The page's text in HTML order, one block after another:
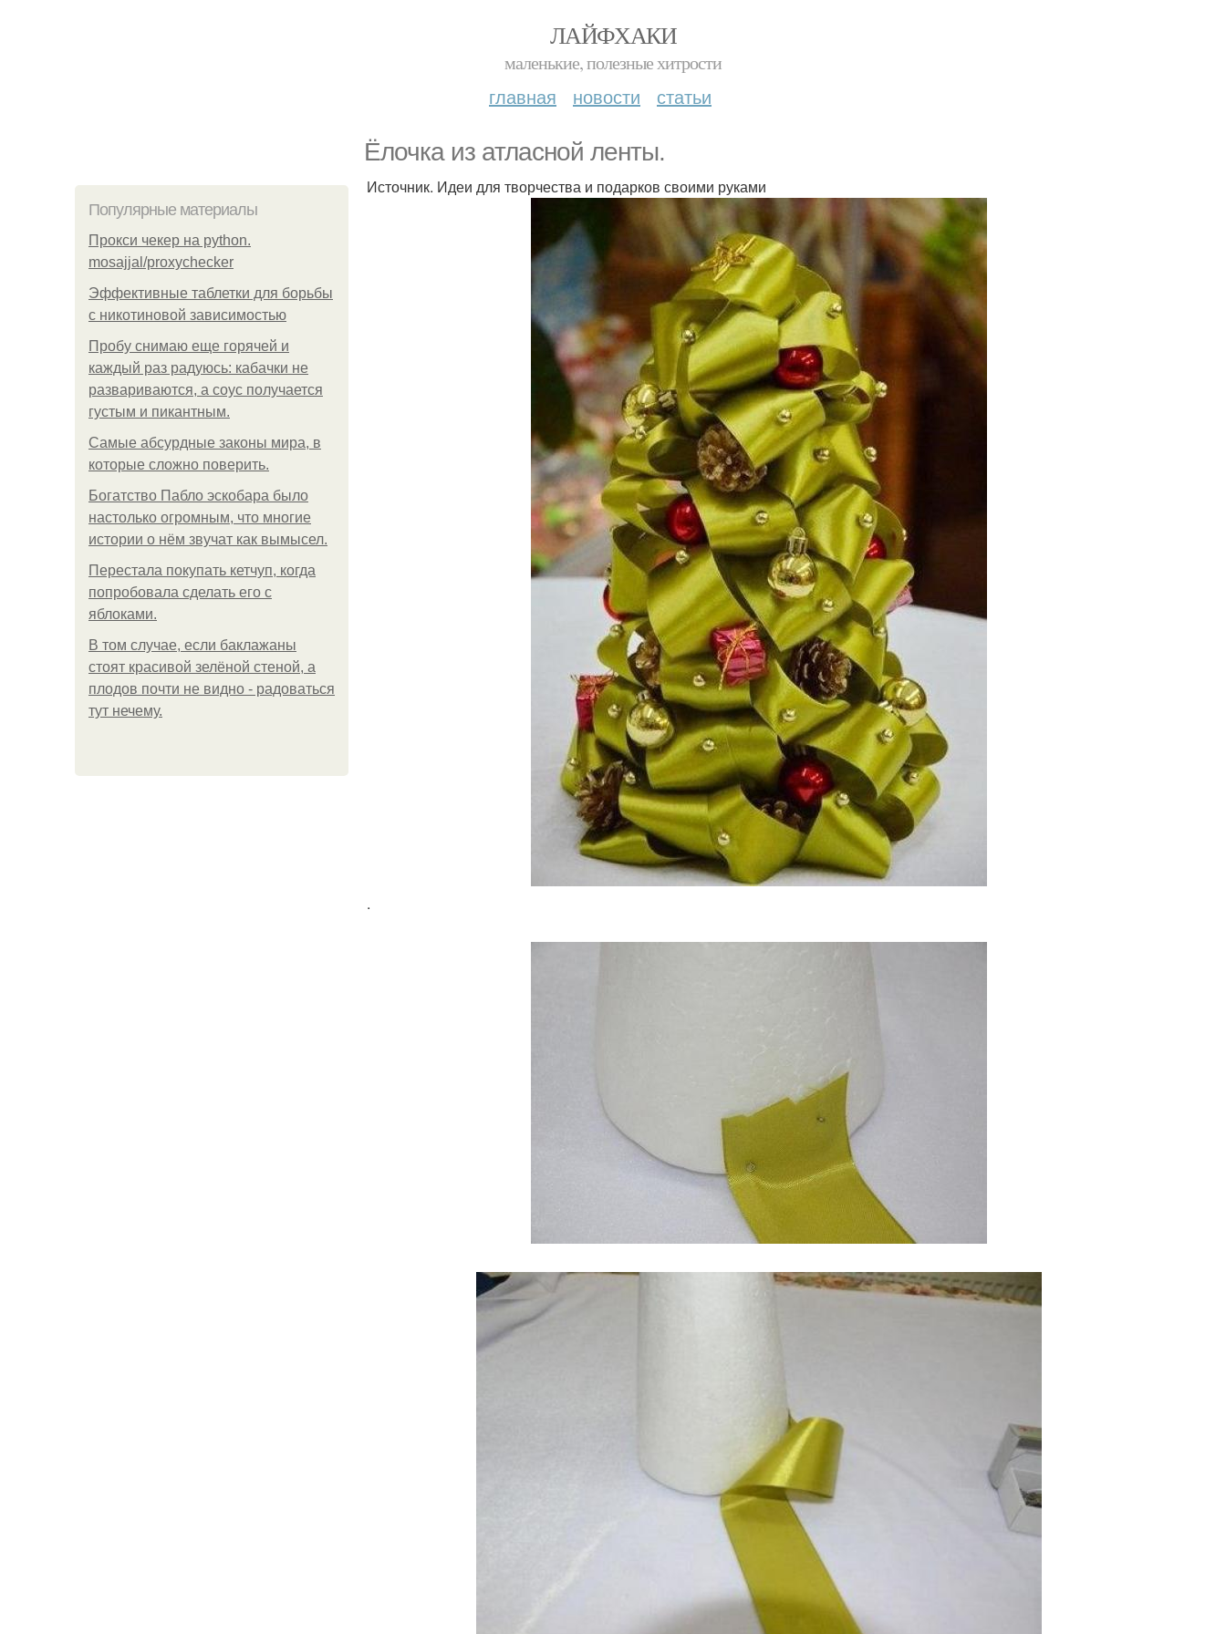
ЛАЙФХАКИ
маленькие, полезные хитрости
главная новости статьи
Ёлочка из атласной ленты.
Популярные материалы
Прокси чекер на python.
mosajjal/proxychecker
Эффективные таблетки для борьбы
с никотиновой зависимостью
Пробу снимаю еще горячей и
каждый раз радуюсь: кабачки не
развариваются, а соус получается
густым и пикантным.
Самые абсурдные законы мира, в
которые сложно поверить.
Богатство Пабло эскобара было
настолько огромным, что многие
истории о нём звучат как вымысел.
Перестала покупать кетчуп, когда
попробовала сделать его с
яблоками.
В том случае, если баклажаны
стоят красивой зелёной стеной, а
плодов почти не видно - радоваться
тут нечему.
Источник. Идеи для творчества и подарков своими руками
.